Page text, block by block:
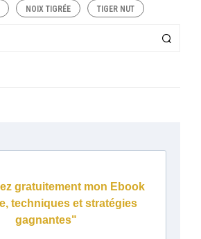
NOIX TIGRÉE TIGER NUT